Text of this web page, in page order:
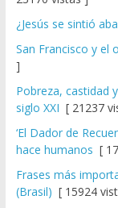
¿Jesús se sintió
San Francisco y el
]
Pobreza, castidad
siglo XXI [ 21237
‘El Dador de
hace humanos [
Frases más
(Brasil) [ 15924